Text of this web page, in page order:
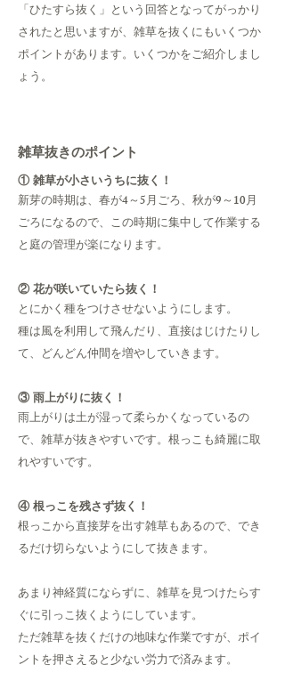
「ひたすら抜く」という回答となってがっかり
されたと思いますが、雑草を抜くにもいくつか
ポイントがあります。いくつかをご紹介しまし
ょう。
雑草抜きのポイント
① 雑草が小さいうちに抜く！
新芽の時期は、春が4～5月ごろ、秋が9～10月
ごろになるので、この時期に集中して作業する
と庭の管理が楽になります。
② 花が咲いていたら抜く！
とにかく種をつけさせないようにします。
種は風を利用して飛んだり、直接はじけたりし
て、どんどん仲間を増やしていきます。
③ 雨上がりに抜く！
雨上がりは土が湿って柔らかくなっているの
で、雑草が抜きやすいです。根っこも綺麗に取
れやすいです。
④ 根っこを残さず抜く！
根っこから直接芽を出す雑草もあるので、でき
るだけ切らないようにして抜きます。
あまり神経質にならずに、雑草を見つけたらす
ぐに引っこ抜くようにしています。
ただ雑草を抜くだけの地味な作業ですが、ポイ
ントを押さえると少ない労力で済みます。